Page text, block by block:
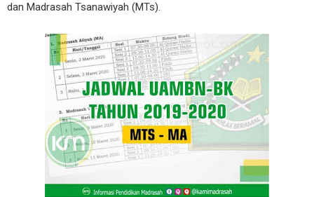
dan Madrasah Tsanawiyah (MTs).